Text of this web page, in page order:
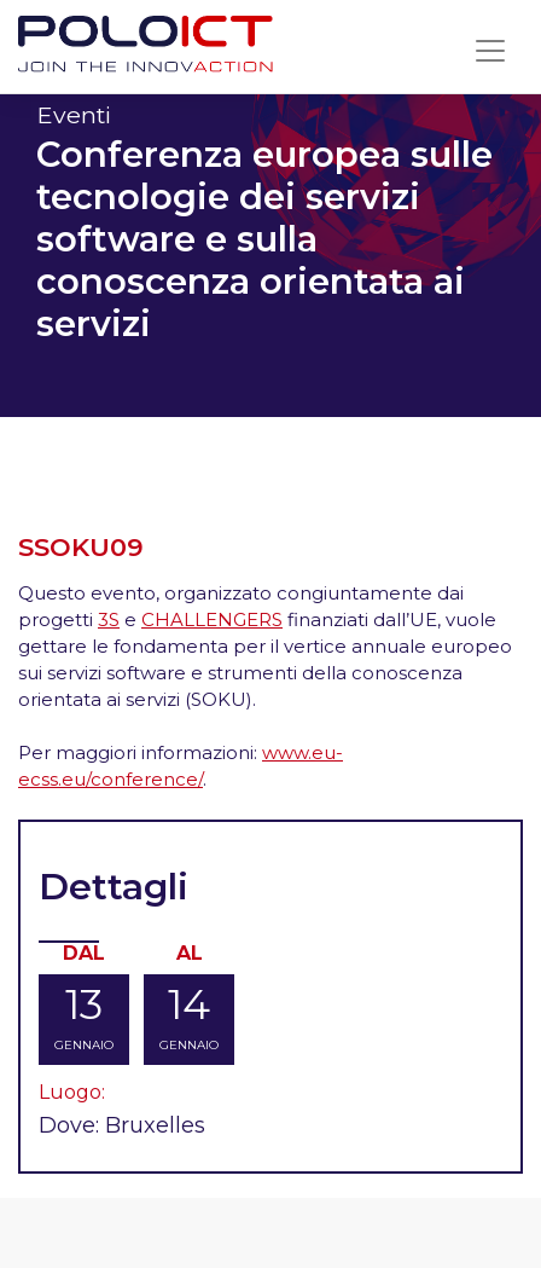
Skip
contentEventi
Conferenza europea sulle
tecnologie dei servizi
software e sulla
conoscenza orientata ai
servizi
SSOKU09
Questo evento, organizzato congiuntamente dai
progetti 3S e CHALLENGERS finanziati dall’UE, vuole
gettare le fondamenta per il vertice annuale europeo
sui servizi software e strumenti della conoscenza
orientata ai servizi (SOKU).
Per maggiori informazioni: www.eu-
ecss.eu/conference/.
Dettagli
DAL
13
GENNAIO
AL
14
GENNAIO
Luogo:
Dove: Bruxelles